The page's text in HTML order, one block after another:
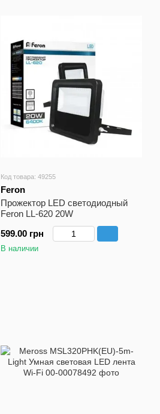
Код товара: 49255
Feron
Прожектор LED светодиодный
Feron LL-620 20W
599.00 грн
В наличии